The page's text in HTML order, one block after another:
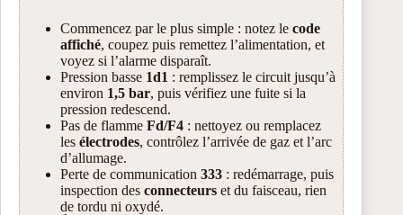
Commencez par le plus simple : notez le code
affiché, coupez puis remettez l’alimentation, et
voyez si l’alarme disparaît.
Pression basse 1d1 : remplissez le circuit jusqu’à
environ 1,5 bar, puis vérifiez une fuite si la
pression redescend.
Pas de flamme Fd/F4 : nettoyez ou remplacez
les électrodes, contrôlez l’arrivée de gaz et l’arc
d’allumage.
Perte de communication 333 : redémarrage, puis
inspection des connecteurs et du faisceau, rien
de tordu ni oxydé.